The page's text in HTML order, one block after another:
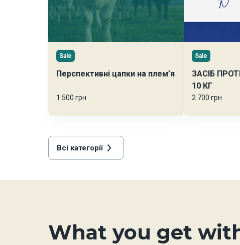
Sale
Перспективні цапки на плем’я
1 500 грн
Sale
ЗАСІБ
10 КГ
2 700 грн
Всі категорії
What you get